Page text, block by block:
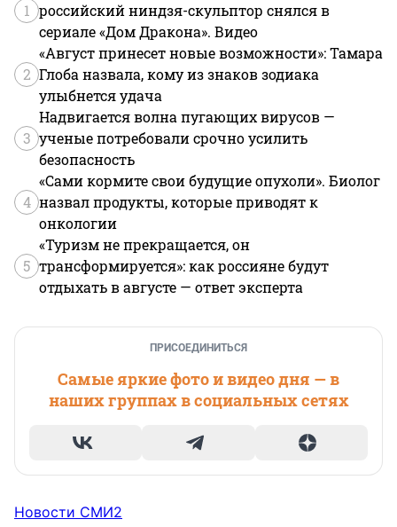
1 российский ниндзя-скульптор снялся в
сериале «Дом Дракона». Видео
2
«Август принесет новые возможности»: Тамара
Глоба назвала, кому из знаков зодиака
улыбнется удача
3
Надвигается волна пугающих вирусов —
ученые потребовали срочно усилить
безопасность
4
«Сами кормите свои будущие опухоли». Биолог
назвал продукты, которые приводят к
онкологии
5
«Туризм не прекращается, он
трансформируется»: как россияне будут
отдыхать в августе — ответ эксперта
ПРИСОЕДИНИТЬСЯ
Самые яркие фото и видео дня — в
наших группах в социальных сетях
Новости СМИ2